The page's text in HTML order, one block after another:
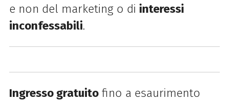
e non del marketing o di interessi
inconfessabili.
Ingresso gratuitofino a esaurimento